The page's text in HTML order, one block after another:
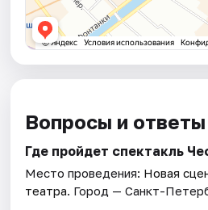
Вопросы и ответы
Где пройдет спектакль
Место проведения: Новая
театра. Город — Санкт-